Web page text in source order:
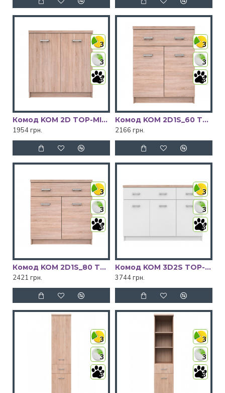
3
3
3
Комод KOM 2D TOP-MIX VMV Holding
1954 грн.
3
3
3
Комод KOM 2D1S_60 TOP-MIX VMV Holding
2166 грн.
3
3
3
Комод KOM 2D1S_80 TOP-MIX VMV Holding
2421 грн.
3
3
3
Комод KOM 3D2S TOP-MIX VMV Holding
3744 грн.
3
3
3
3
3
3